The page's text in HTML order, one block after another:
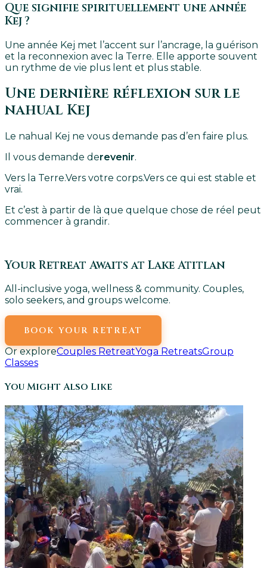
Que signifie spirituellement une année
Kej ?
Une année Kej met l’accent sur l’ancrage, la guérison
et la reconnexion avec la Terre. Elle apporte souvent
un rythme de vie plus lent et plus stable.
Une dernière réflexion sur le
nahual Kej
Le nahual Kej ne vous demande pas d’en faire plus.
Il vous demande derevenir.
Vers la Terre.Vers votre corps.Vers ce qui est stable et
vrai.
Et c’est à partir de là que quelque chose de réel peut
commencer à grandir.
Your Retreat Awaits at Lake Atitlan
All-inclusive yoga, wellness & community. Couples,
solo seekers, and groups welcome.
BOOK YOUR RETREAT
Or exploreCouples RetreatYoga RetreatsGroup
Classes
You Might Also Like